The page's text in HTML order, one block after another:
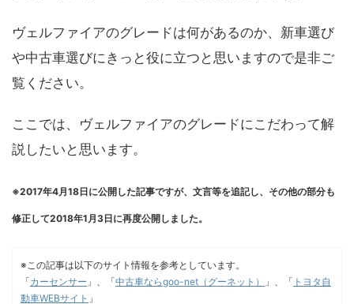
ヴェルファイアのグレードは何があるのか、新車選び
や中古車選びにきっと役に立つと思いますので是非ご
覧ください。
ここでは、ヴェルファイアのグレードにこだわって解
説したいと思います。
※2017年4月18日に公開した記事ですが、文言等を追記し、その他の部分も
修正して2018年1月3日に再度公開しました。
※この記事は以下のサイト情報を参考としています。
「カーセンサー 」、「中古車ならgoo-net（グーネット） 」、「 トヨタ自
動車WEBサイト 」